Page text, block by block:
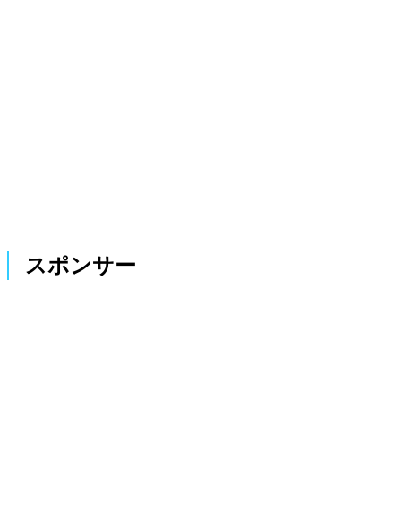
スポンサー